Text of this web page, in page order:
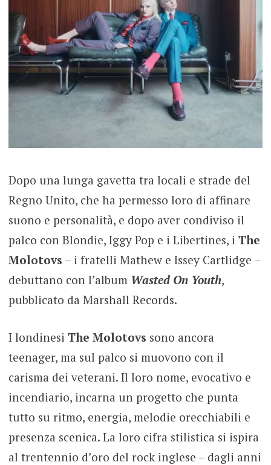
Dopo una lunga gavetta tra locali e strade del
Regno Unito, che ha permesso loro di affinare
suono e personalità, e dopo aver condiviso il
palco con Blondie, Iggy Pop e i Libertines, i The
Molotovs – i fratelli Mathew e Issey Cartlidge –
debuttano con l’album Wasted On Youth,
pubblicato da Marshall Records.
I londinesi The Molotovs sono ancora
teenager, ma sul palco si muovono con il
carisma dei veterani. Il loro nome, evocativo e
incendiario, incarna un progetto che punta
tutto su ritmo, energia, melodie orecchiabili e
presenza scenica. La loro cifra stilistica si ispira
al trentennio d’oro del rock inglese – dagli anni